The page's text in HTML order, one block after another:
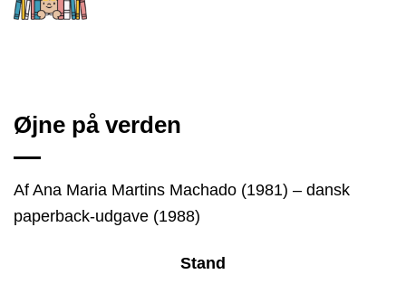
Øjne på verden
Af Ana Maria Martins Machado (1981) – dansk
paperback-udgave (1988)
Stand